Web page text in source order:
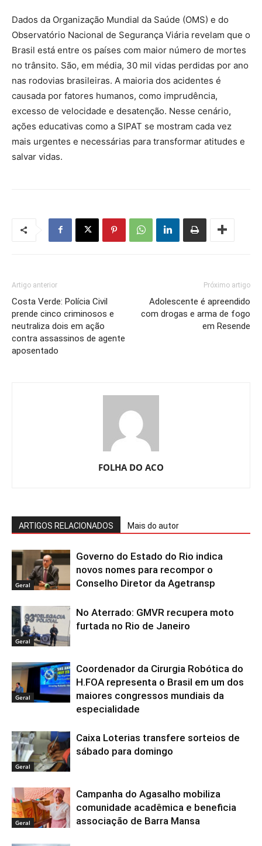
Dados da Organização Mundial da Saúde (OMS) e do
Observatório Nacional de Segurança Viária revelam que o
Brasil está entre os países com maior número de mortes
no trânsito. São, em média, 30 mil vidas perdidas por ano
nas rodovias brasileiras. A maioria dos acidentes é
causada por fatores humanos, como imprudência,
excesso de velocidade e desatenção. Nesse cenário,
ações educativas como a SIPAT se mostram cada vez
mais urgentes e necessárias para transformar atitudes e
salvar vidas.
Artigo anterior
Costa Verde: Polícia Civil
prende cinco criminosos e
neutraliza dois em ação
contra assassinos de agente
aposentado
Próximo artigo
Adolescente é apreendido
com drogas e arma de fogo
em Resende
FOLHA DO ACO
ARTIGOS RELACIONADOS Mais do autor
Geral
Governo do Estado do Rio indica
novos nomes para recompor o
Conselho Diretor da Agetransp
Geral
No Aterrado: GMVR recupera moto
furtada no Rio de Janeiro
Geral
Coordenador da Cirurgia Robótica do
H.FOA representa o Brasil em um dos
maiores congressos mundiais da
especialidade
Geral
Caixa Loterias transfere sorteios de
sábado para domingo
Geral
Campanha do Agasalho mobiliza
comunidade acadêmica e beneficia
associação de Barra Mansa